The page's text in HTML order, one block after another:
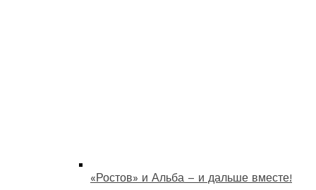
«Ростов» и Альба – и дальше вместе!